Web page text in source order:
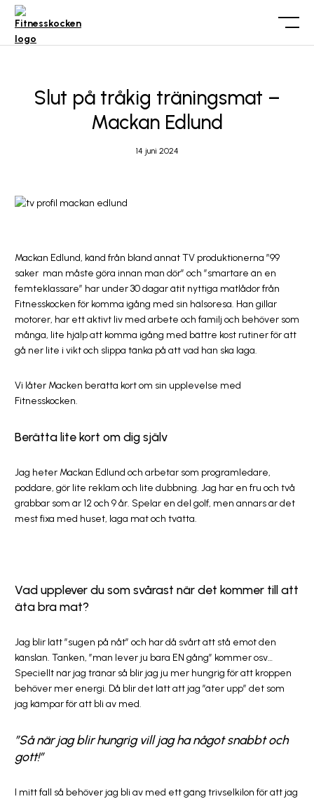
Slut på tråkig träningsmat –
Mackan Edlund
14 juni 2024
Mackan Edlund, känd från bland annat TV produktionerna ”99
saker man måste göra innan man dör” och ”smartare än en
femteklassare” har under 30 dagar ätit nyttiga matlådor från
Fitnesskocken för komma igång med sin hälsoresa. Han gillar
motorer, har ett aktivt liv med arbete och familj och behöver som
många, lite hjälp att komma igång med bättre kost rutiner för att
gå ner lite i vikt och slippa tänka på att vad han ska laga.
Vi låter Macken berätta kort om sin upplevelse med
Fitnesskocken.
Berätta lite kort om dig själv
Jag heter Mackan Edlund och arbetar som programledare,
poddare, gör lite reklam och lite dubbning. Jag har en fru och två
grabbar som är 12 och 9 år. Spelar en del golf, men annars är det
mest fixa med huset, laga mat och tvätta.
Vad upplever du som svårast när det kommer till att
äta bra mat?
Jag blir lätt ”sugen på nåt” och har då svårt att stå emot den
känslan. Tanken, ”man lever ju bara EN gång” kommer osv…
Speciellt när jag tränar så blir jag ju mer hungrig för att kroppen
behöver mer energi. Då blir det lätt att jag ”äter upp” det som
jag kämpar för att bli av med.
”Så när jag blir hungrig vill jag ha något snabbt och
gott!”
I mitt fall så behöver jag bli av med ett gäng trivselkilon för att jag